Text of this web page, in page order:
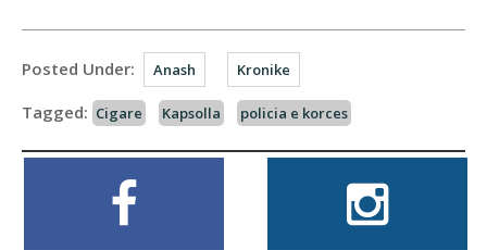
Posted Under: Anash Kronike
Tagged: Cigare Kapsolla policia e korces